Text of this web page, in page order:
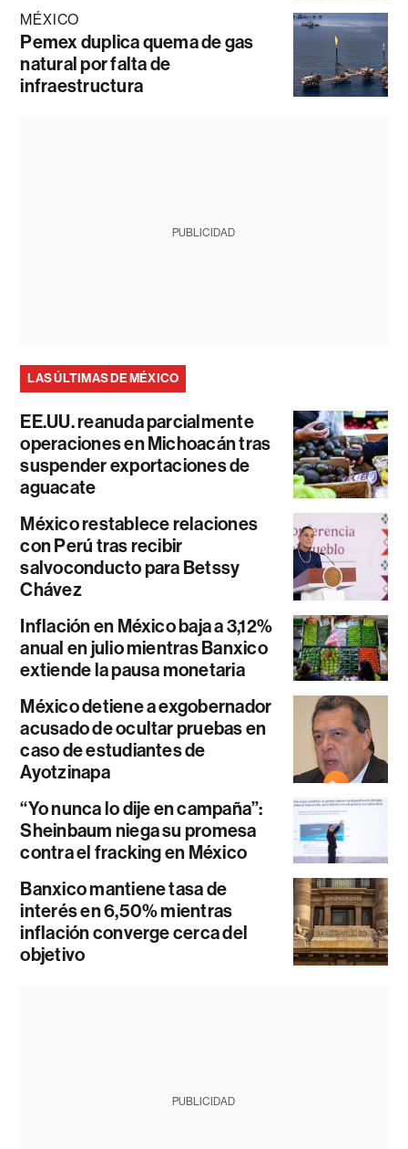
MÉXICO
Pemex duplica quema de gas
natural por falta de
infraestructura
PUBLICIDAD
LAS ÚLTIMAS DE MÉXICO
EE.UU. reanuda parcialmente
operaciones en Michoacán tras
suspender exportaciones de
aguacate
México restablece relaciones
con Perú tras recibir
salvoconducto para Betssy
Chávez
Inflación en México baja a 3,12%
anual en julio mientras Banxico
extiende la pausa monetaria
México detiene a exgobernador
acusado de ocultar pruebas en
caso de estudiantes de
Ayotzinapa
“Yo nunca lo dije en campaña”:
Sheinbaum niega su promesa
contra el fracking en México
Banxico mantiene tasa de
interés en 6,50% mientras
inflación converge cerca del
objetivo
PUBLICIDAD